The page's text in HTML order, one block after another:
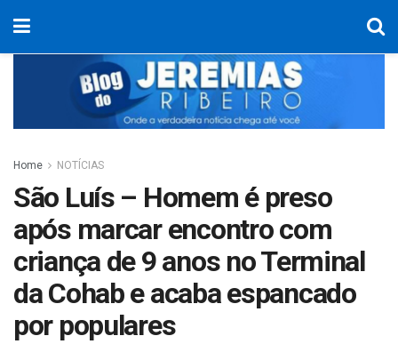
Home NOTÍCIAS
São Luís – Homem é preso
após marcar encontro com
criança de 9 anos no Terminal
da Cohab e acaba espancado
por populares